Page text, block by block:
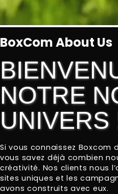
BoxCom About Us
NOTRE
UNIVERS
Si vous connaissez Boxcom
vous savez déjà combien
créativité. Nos clients nous
sites uniques et les
avons construits avec eux.